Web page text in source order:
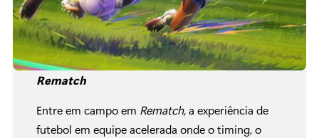
Rematch
Entre em campo em Rematch,a experiência de
futebol em equipe acelerada onde o timing, o